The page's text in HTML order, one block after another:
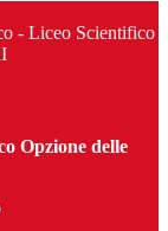
- Liceo Scientifico
Opzione delle